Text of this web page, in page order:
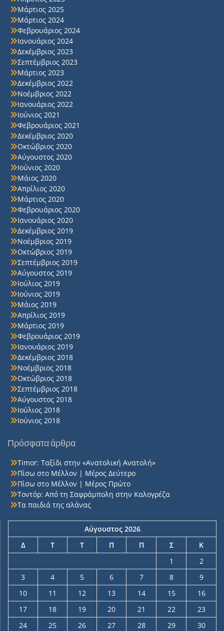
Μάρτιος 2025
Μάρτιος 2024
Φεβρουάριος 2024
Ιανουάριος 2024
Δεκέμβριος 2023
Σεπτέμβριος 2023
Μάρτιος 2023
Δεκέμβριος 2022
Νοέμβριος 2022
Ιανουάριος 2022
Ιούνιος 2021
Φεβρουάριος 2021
Δεκέμβριος 2020
Οκτώβριος 2020
Αύγουστος 2020
Ιούνιος 2020
Μάιος 2020
Απρίλιος 2020
Μάρτιος 2020
Φεβρουάριος 2020
Ιανουάριος 2020
Δεκέμβριος 2019
Νοέμβριος 2019
Οκτώβριος 2019
Σεπτέμβριος 2019
Αύγουστος 2019
Ιούλιος 2019
Ιούνιος 2019
Μάιος 2019
Απρίλιος 2019
Μάρτιος 2019
Φεβρουάριος 2019
Ιανουάριος 2019
Δεκέμβριος 2018
Νοέμβριος 2018
Οκτώβριος 2018
Σεπτέμβριος 2018
Αύγουστος 2018
Ιούλιος 2018
Ιούνιος 2018
Πρόσφατα άρθρα
Timor: Ταξίδι στην «Ανατολική Ανατολή»
Πίσω στο Μέλλον | Μέρος Δεύτερο
Πίσω στο Μέλλον | Μέρος Πρώτο
Τοντόρ: Από τη Σαφράμπολη στην Καλογρέζα
Τα παιδιά της αλάνας
Αύγουστος 2026
Δ
Τ Τ Π Π Σ
Κ
1
2
3
4 5 6 7 8
9
10
11 12 13 14 15
16
17
18 19 20 21 22
23
24
25 26 27 28 29
30